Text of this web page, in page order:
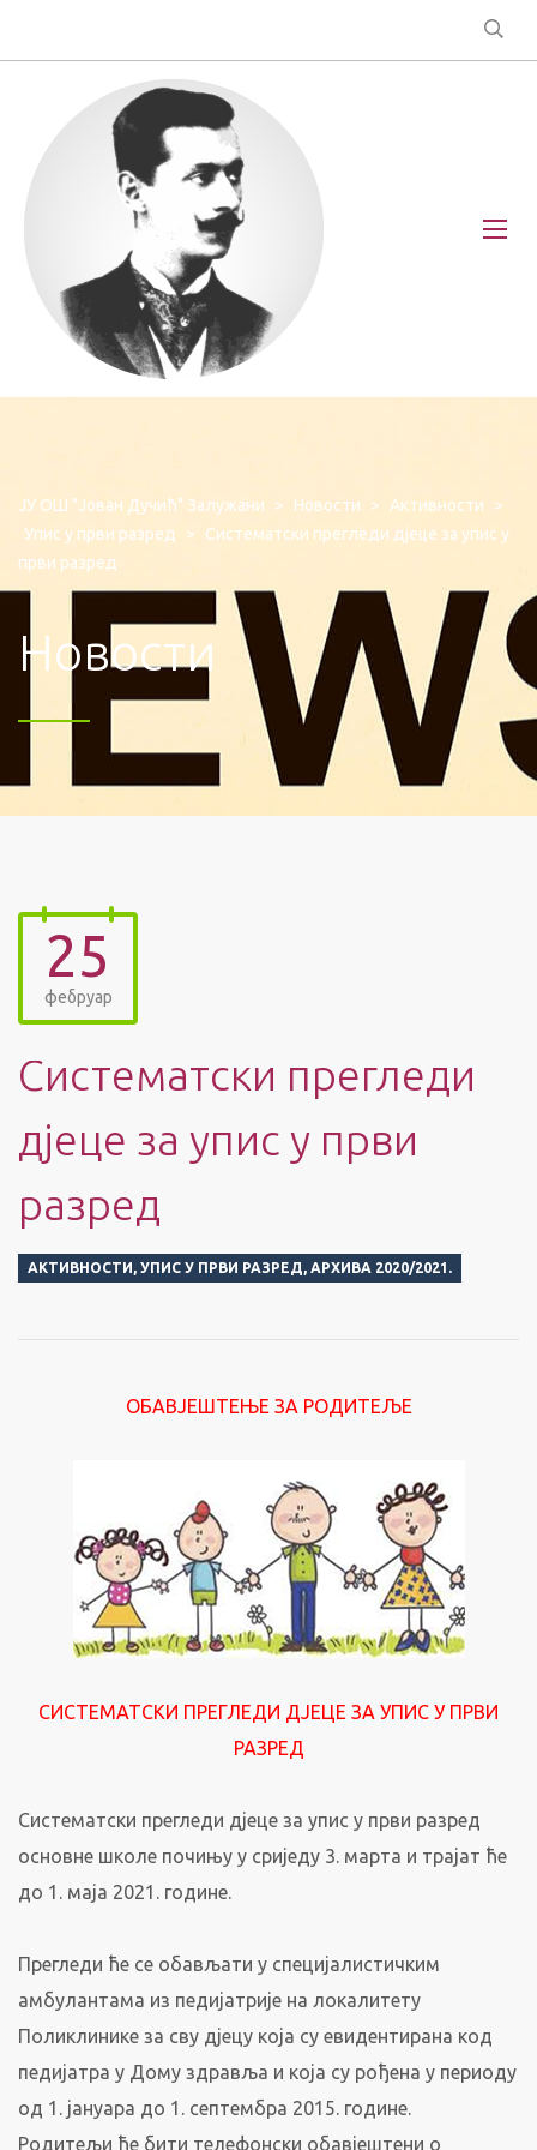
ЈУ ОШ "Јован Дучић" Залужани > Новости > Активности
>
Упис у први разред
>
Систематски прегледи дјеце за упис у
први разред
Новости
25
фебруар
Систематски прегледи
дјеце за упис у први
разред
АКТИВНОСТИ, УПИС У ПРВИ РАЗРЕД, АРХИВА 2020/2021.
ОБАВЈЕШТЕЊЕ ЗА РОДИТЕЉЕ
СИСТЕМАТСКИ ПРЕГЛЕДИ ДЈЕЦЕ ЗА УПИС У ПРВИ
РАЗРЕД
Систематски прегледи дјеце за упис у први разред
основне школе почињу у сриједу 3. марта и трајат ће
до 1. маја 2021. године.
Прегледи ће се обављати у специјалистичким
амбулантама из педијатрије на локалитету
Поликлинике за сву дјецу која су евидентирана код
педијатра у Дому здравља и која су рођена у периоду
од 1. јануара до 1. септембра 2015. године.
Родитељи ће бити телефонски обавјештени о